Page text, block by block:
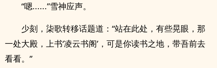
“嗯......”雪神应声。
少刻，柒歌转移话题道：“站在此处，有些晃眼，那
一处大殿，上书‘凌云书阁’，可是你读书之地，带吾前去
看看。”